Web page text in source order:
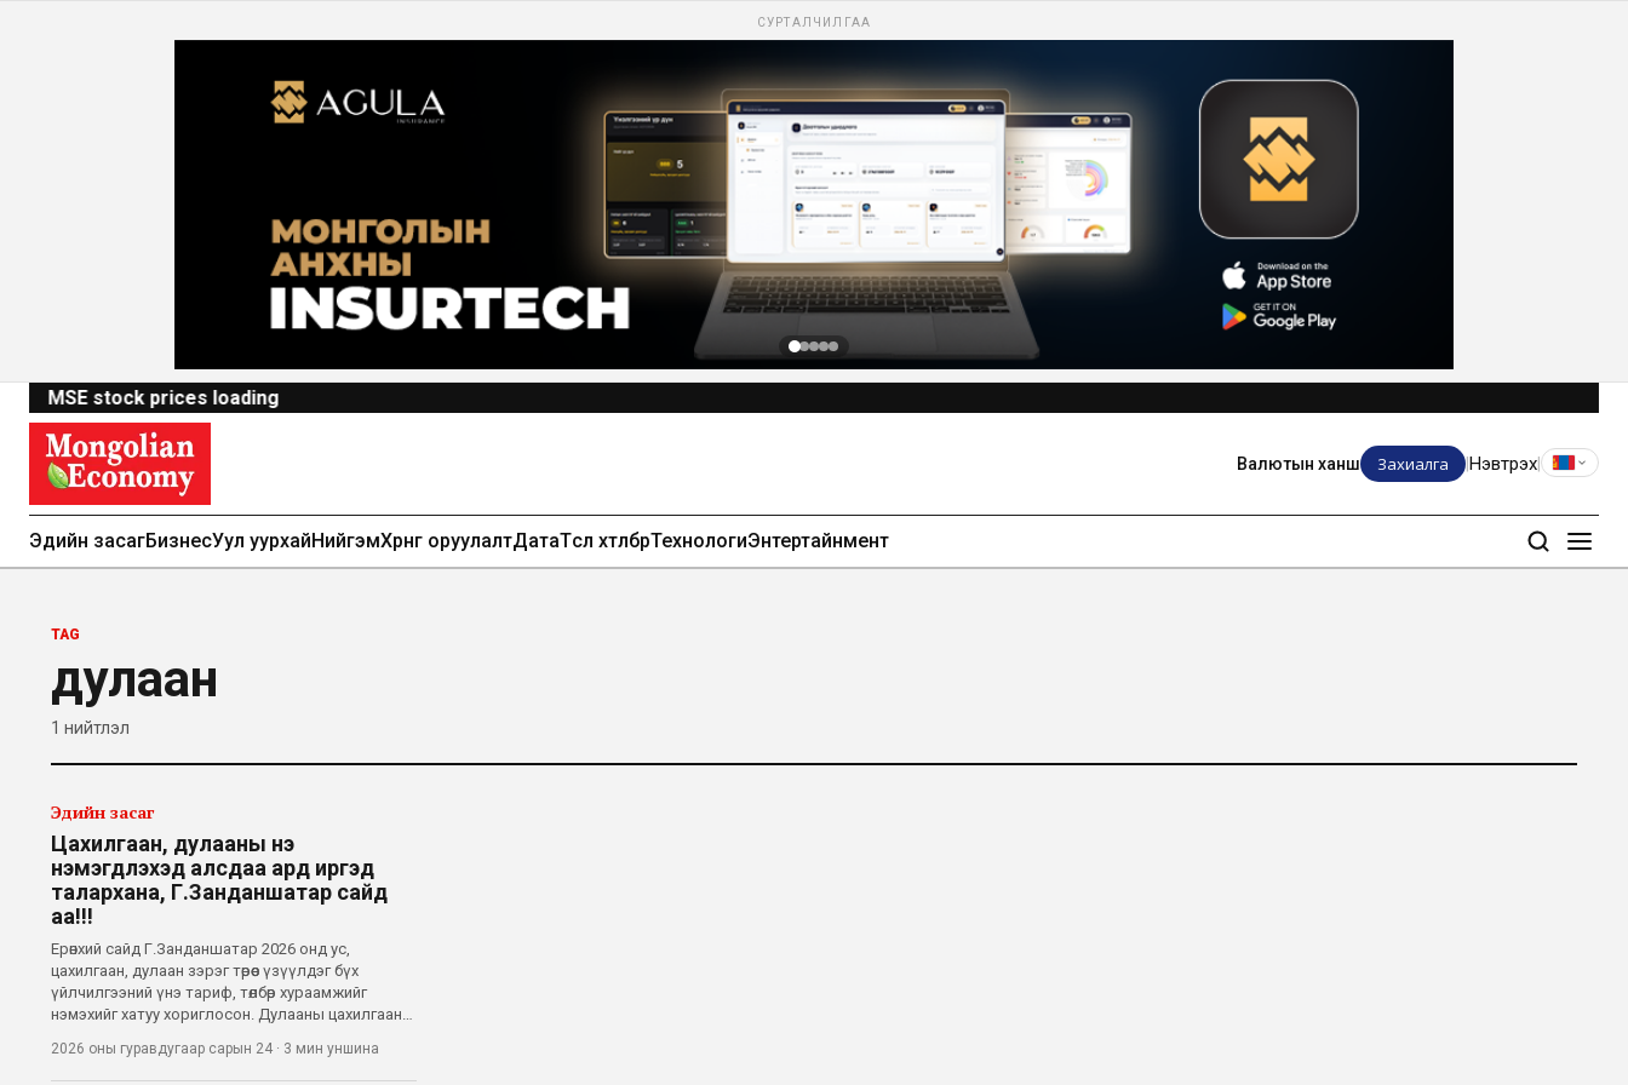
СУРТАЛЧИЛГАА
MSE stock prices loading
Валютын ханш Захиалга Нэвтрэх
Эдийн засагБизнесУул уурхайНийгэмХөрөнгө оруулалтДатаТөсөл хөтөлбөрТехнологиЭнтертайнмент
TAG
дулаан
1 нийтлэл
Эдийн засаг
Цахилгаан, дулааны үнэ
нэмэгдүүлэхэд алсдаа ард иргэд
талархана, Г.Занданшатар сайд
аа!!!
Ерөнхий сайд Г.Занданшатар 2026 онд ус,
цахилгаан, дулаан зэрэг төрөөс үзүүлдэг бүх
үйлчилгээний үнэ тариф, төлбөр хураамжийг
нэмэхийг хатуу хориглосон. Дулааны цахилгаан
цахилгаангүй байх үеэр шүү дээ. Гэвч энэ
шийдвэр нь ард иргэдээ бодсон мэт харагдавч,
2026 оны гуравдугаар сарын 24 · 3 мин уншина